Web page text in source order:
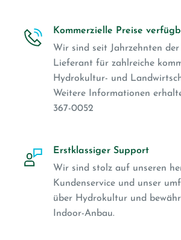
Kommerzielle Preise
Wir sind seit Jahrzehnten
Lieferant für zahlreiche
Hydrokultur- und
Weitere Informationen
367-0052
Erstklassiger Support
Wir sind stolz auf unseren
Kundenservice und unser
über Hydrokultur und
Indoor-Anbau.